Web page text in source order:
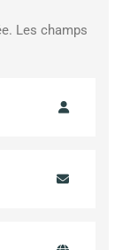
Les champs